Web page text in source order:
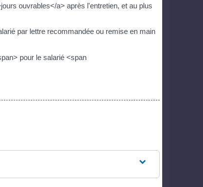
ouvrables</a> après l'entretien, et au plus
par lettre recommandée ou remise en main
pour le salarié <span